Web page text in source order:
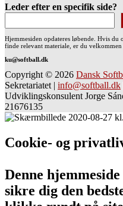
Leder efter en specifik side?
Hjemmesiden opdateres løbende. Hvis
finde relevant materiale, er du
ku@softball.dk
Copyright © 2026 Dansk
Sekretariatet | info@softball.dk
Udviklingskonsulent Jorge
21676135
Cookie- og
Denne
sikre dig den